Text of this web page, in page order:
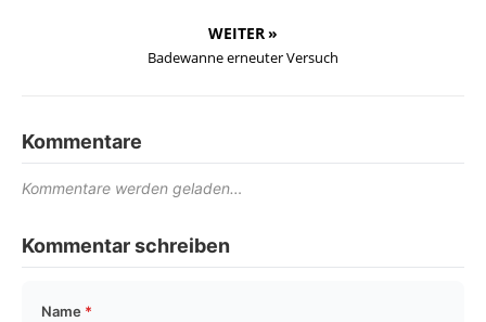
WEITER »
Badewanne erneuter Versuch
Kommentare
Kommentare werden geladen…
Kommentar schreiben
Name *